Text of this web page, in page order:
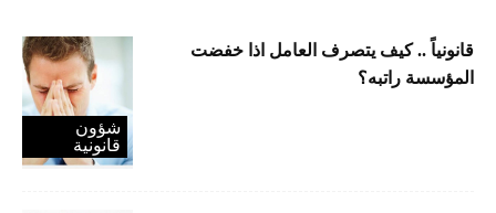
شؤون
قانونية
قانونياً .. كيف يتصرف العامل اذا خفضت
المؤسسة راتبه؟